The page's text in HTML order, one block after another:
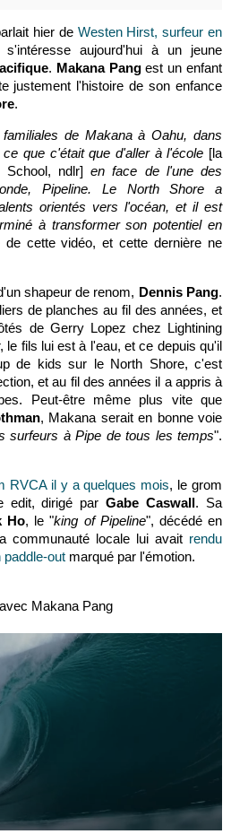
hier de Westen Hirst, surfeur en
aujourd'hui à un jeune
. Makana Pangest un enfant
justement l'histoire de son enfance
.
de Makana à Oahu, dans
que c'était que d'aller à l'école [la
School, ndlr]en face de l'une des
Pipeline. Le North Shore a
orientés vers l'océan, et il est
à transformer son potentiel en
cette vidéo, et cette dernière ne
shapeur de renom, Dennis Pang.
de planches au fil des années, et
de Gerry Lopez chez Lightining
le fils lui est à l'eau, et ce depuis qu'il
de kids sur le North Shore, c'est
et au fil des années il a appris à
Peut-être même plus vite que
, Makana serait en bonne voie
surfeurs à Pipe de tous les temps".
RVCA il y a quelques mois, le grom
edit, dirigé par Gabe Caswall. Sa
Ho, le "king of Pipeline", décédé en
communauté locale lui avait rendu
paddle-out marqué par l'émotion.
Makana Pang